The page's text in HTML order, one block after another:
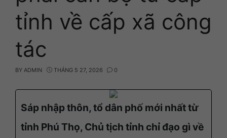
tỉnh về cấp xã công
tác
BY ADMIN THÁNG 5 27, 2026 0
Sáp nhập thôn, tổ dân phố mới nhất từ
tỉnh Phú Thọ, Chủ tịch tỉnh chỉ đạo gì về